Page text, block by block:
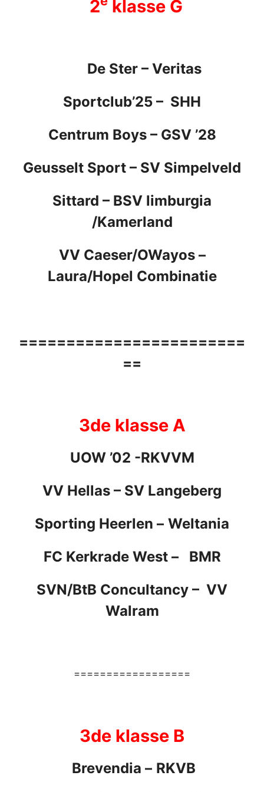
2 klasse G
De Ster – Veritas
Sportclub’25 – SHH
Centrum Boys – GSV ’28
Geusselt Sport – SV Simpelveld
Sittard – BSV limburgia
/Kamerland
VV Caeser/OWayos –
Laura/Hopel Combinatie
========================
==
3de klasse A
UOW ’02 -RKVVM
VV Hellas – SV Langeberg
Sporting Heerlen – Weltania
FC Kerkrade West –
BMR
SVN/BtB Concultancy – VV
Walram
==================
3de klasse B
Brevendia – RKVB